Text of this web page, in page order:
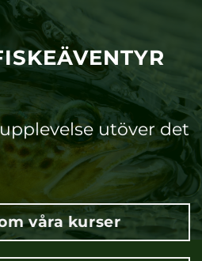
utöver det
våra kurser